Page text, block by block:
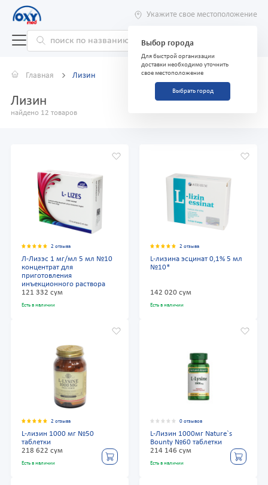
Укажите свое местоположение
Выбор города
Для быстрой организации
доставки необходимо уточнить
свое местоположение
Выбрать город
Главная Лизин
Лизин
найдено 12 товаров
2 отзыва
Л-Лизэс 1 мг/мл 5 мл №10
концентрат для
приготовления
инъекционного раствора
121 332 сум
Есть в наличии
2 отзыва
L-лизина эсцинат 0,1% 5 мл
№10*
142 020 сум
Есть в наличии
2 отзыва
L-лизин 1000 мг №50
таблетки
218 622 сум
Есть в наличии
0 отзывов
L-Лизин 1000мг Nature`s
Bounty №60 таблетки
214 146 сум
Есть в наличии